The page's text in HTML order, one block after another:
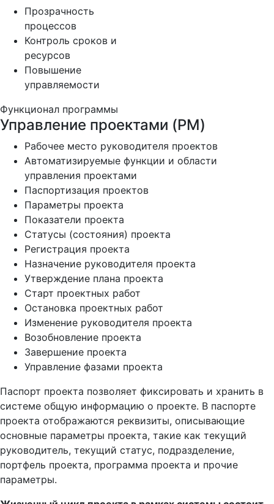
Прозрачность
процессов
Контроль сроков и
ресурсов
Повышение
управляемости
Функционал программы
Управление проектами (PM)
Рабочее место руководителя проектов
Автоматизируемые функции и области
управления проектами
Паспортизация проектов
Параметры проекта
Показатели проекта
Статусы (состояния) проекта
Регистрация проекта
Назначение руководителя проекта
Утверждение плана проекта
Старт проектных работ
Остановка проектных работ
Изменение руководителя проекта
Возобновление проекта
Завершение проекта
Управление фазами проекта
Паспорт проекта позволяет фиксировать и хранить в
системе общую информацию о проекте. В паспорте
проекта отображаются реквизиты, описывающие
основные параметры проекта, такие как текущий
руководитель, текущий статус, подразделение,
портфель проекта, программа проекта и прочие
параметры.